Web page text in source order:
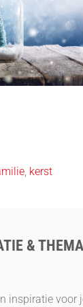
, kerst
&
inspiratie voor